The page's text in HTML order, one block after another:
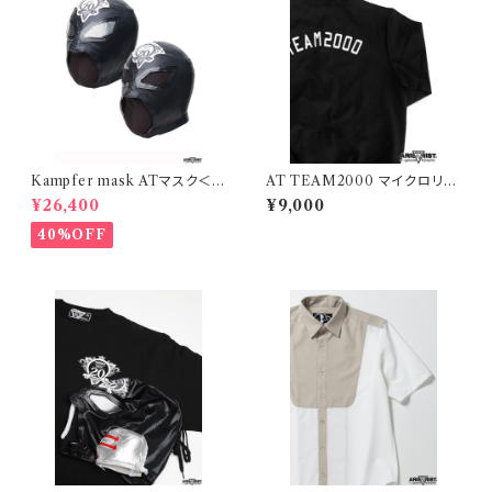
Kampfer mask ATマスク＜A
タイプ＆Bタイプ＞セット（マスク
マンミニポーチ付き）
¥26,400
40%OFF
AT TEAM2000 マイクロリッ
プストップ ライトジャケット
¥9,000